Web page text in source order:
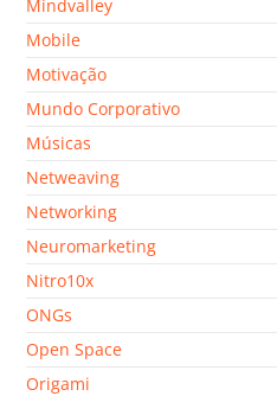
Mindvalley
Mobile
Motivação
Mundo Corporativo
Músicas
Netweaving
Networking
Neuromarketing
Nitro10x
ONGs
Open Space
Origami